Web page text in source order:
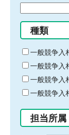
る
キ
ー
ワ
ー
ド
入
力
種類
一般競争入
一般競争入
一般競争入
一般競争入
担当所属